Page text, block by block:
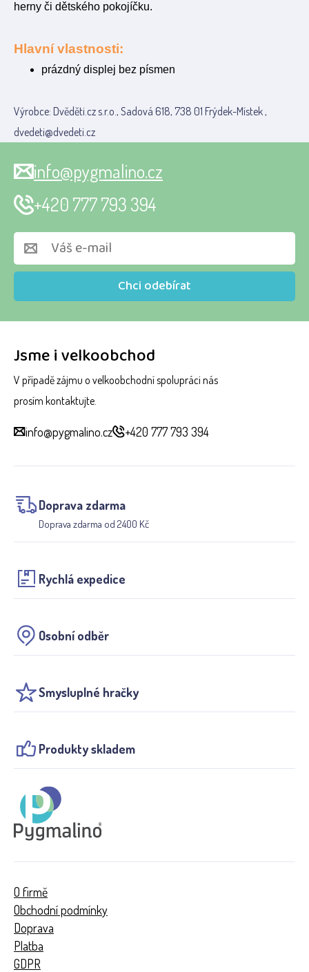
herny či dětského pokojíčku.
Hlavní vlastnosti:
prázdný displej bez písmen
Výrobce: Dvěděti.cz s.r.o., Sadová 618, 738 01 Frýdek-Místek ,
dvedeti@dvedeti.cz
Jsme i velkoobchod
V případě zájmu o velkoobchodní spolupráci nás
prosím kontaktujte.
info@pygmalino.cz +420 777 793 394
Doprava zdarma
Doprava zdarma od 2400 Kč
Rychlá expedice
Osobní odběr
Smysluplné hračky
Produkty skladem
Chci odebírat
info@pygmalino.cz
+420 777 793 394
O firmě
Obchodní podmínky
Doprava
Platba
GDPR